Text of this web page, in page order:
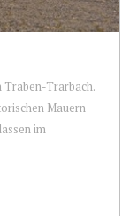
Traben-Trarbach.
Mauern
im